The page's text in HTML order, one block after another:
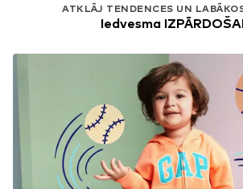
ATKLĀJ TENDENCES UN
Iedvesma